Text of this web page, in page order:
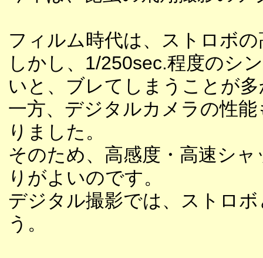
フィルム時代は、ストロボ
しかし、1/250sec.程度のシ
いと、ブレてしまうことが
一方、デジタルカメラの性
りました。
そのため、高感度・高速シ
りがよいのです。
デジタル撮影では、ストロ
う。